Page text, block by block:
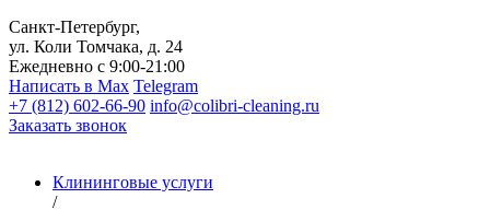
Санкт-Петербург,
ул. Коли Томчака, д. 24
Ежедневно с 9:00-21:00
Написать в Max Telegram
+7 (812) 602-66-90 info@colibri-cleaning.ru
Заказать звонок
Клининговые услуги
/